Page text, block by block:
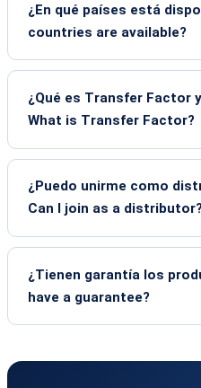
¿En qué países está
countries are available?
¿Qué es Transfer Factor
What is Transfer Factor?
¿Puedo unirme como
Can I join as a distributor?
¿Tienen garantía los
have a guarantee?